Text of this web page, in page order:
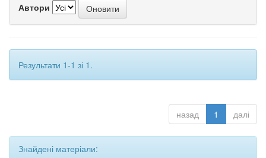
Автори
Результати 1-1 зі 1.
назад 1 далі
Знайдені матеріали: